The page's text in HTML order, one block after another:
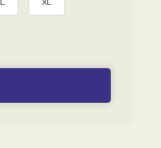
L XL